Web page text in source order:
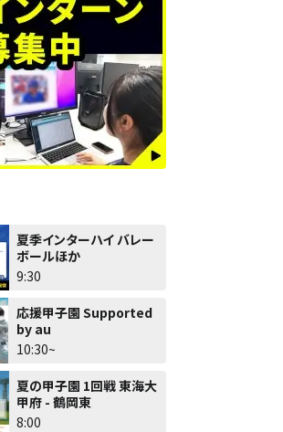
夏季インターハイ バレー
ボールほか
9:30
応援甲子園 Supported
by au
10:30~
夏の甲子園 1回戦 東海大
甲府 - 鶴岡東
8:00